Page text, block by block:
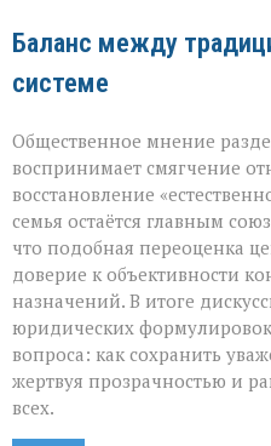
Баланс между
системе
Общественное мнение
воспринимает смягчение
восстановление
семья остаётся главным
что подобная переоценка
доверие к объективности
назначений. В итоге
юридических формулировок
вопроса: как сохранить
жертвуя прозрачностью и
всех.